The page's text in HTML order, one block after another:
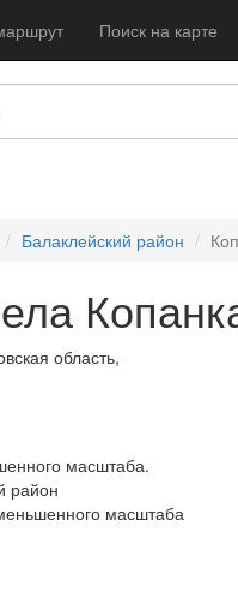
Поиск на карте
Балаклейский район
масштаба